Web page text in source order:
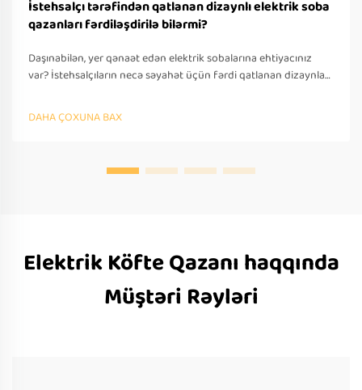
İstehsalçı tərəfindən qatlanan dizaynlı elektrik soba
qazanları fərdiləşdirilə bilərmi?
Daşınabilən, yer qənaət edən elektrik sobalarına ehtiyacınız
var? İstehsalçıların necə səyahət üçün fərdi qatlanan dizaynlar
prototipləşdirmə və beynəlxalq tələblərə uyğunluq. Bu gün
təklif soruşun.
DAHA ÇOXUNA BAX
Elektrik Köfte Qazanı haqqında
Müştəri Rəyləri